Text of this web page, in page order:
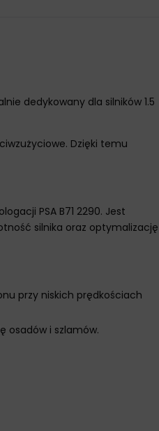
dedykowany dla silników 1.5
Dzięki temu
PSA B71 2290. Jest
silnika oraz optymalizację
przy niskich prędkościach
osadów i szlamów.